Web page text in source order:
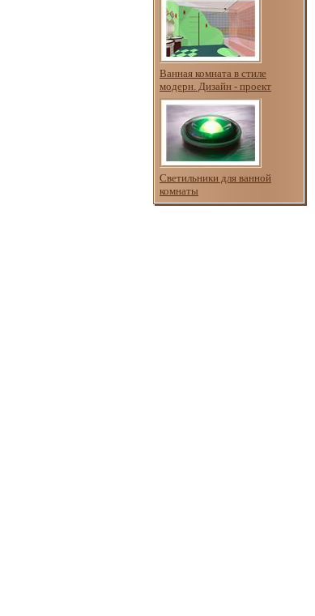
Ванная комната в стиле
модерн. Дизайн - проект
Светильники для ванной
комнаты